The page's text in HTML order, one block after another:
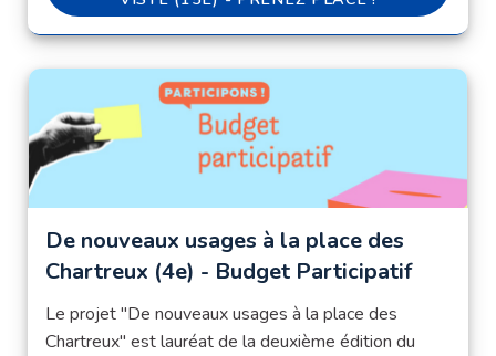
De nouveaux usages à la place des
Chartreux (4e) - Budget Participatif
Le projet "De nouveaux usages à la place des
Chartreux" est lauréat de la deuxième édition du